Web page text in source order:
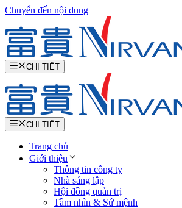
Chuyển đến nội dung
CHI TIẾT
CHI TIẾT
Trang chủ
Giới thiệu
Thông tin công ty
Nhà sáng lập
Hội đồng quản trị
Tầm nhìn & Sứ mệnh